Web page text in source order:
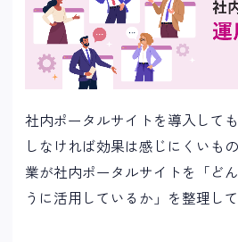
社内ポータルサイトを導入して
しなければ効果は感じにくいも
業が社内ポータルサイトを「ど
うに活用しているか」を整理して